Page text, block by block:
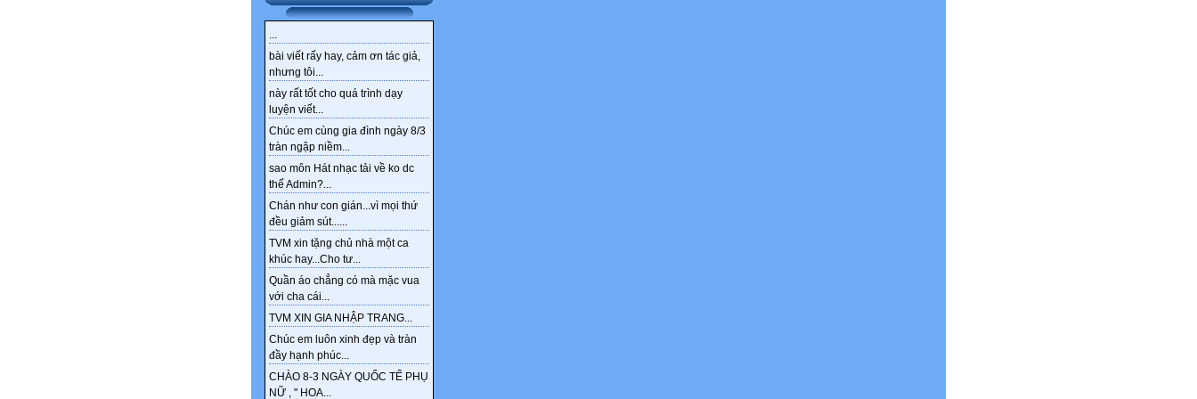
...
bài viết rấy hay, cảm ơn tác giả,
nhưng tôi...
này rất tốt cho quá trình dạy
luyện viết...
Chúc em cùng gia đình ngày 8/3
tràn ngập niềm...
sao môn Hát nhạc tải về ko dc
thế Admin?...
Chán như con gián...vì mọi thứ
đều giảm sút......
TVM xin tặng chủ nhà một ca
khúc hay...Cho tư...
Quần áo chẳng có mà mặc vua
với cha cái...
TVM XIN GIA NHẬP TRANG...
Chúc em luôn xinh đẹp và tràn
đầy hạnh phúc...
CHÀO 8-3 NGÀY QUỐC TẾ PHỤ
NỮ , " HOA...